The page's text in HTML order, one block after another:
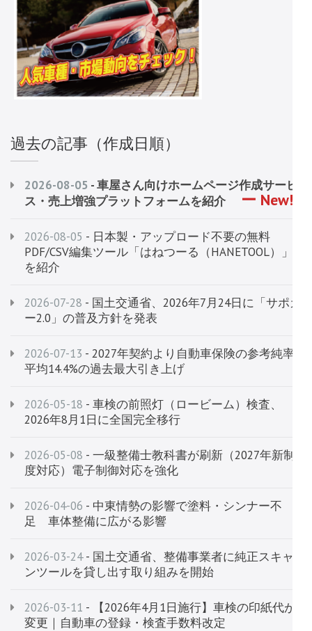
過去の記事（作成日順）
2026-03-11 - 【2026年4月1日施行】車検の印紙代が
変更｜自動車の登録・検査手数料改定
2026-03-24- 国土交通省、整備事業者に純正スキャ
ンツールを貸し出す取り組みを開始
2026-04-06 - 中東情勢の影響で塗料・シンナー不
足 車体整備に広がる影響
2026-05-08 - 一級整備士教科書が刷新（2027年新制
度対応）電子制御対応を強化
2026-05-18 - 車検の前照灯（ロービーム）検査、
2026年8月1日に全国完全移行
2026-07-13 - 2027年契約より自動車保険の参考純率
平均14.4%の過去最大引き上げ
2026-07-28 - 国土交通省、2026年7月24日に「サポカ
ー2.0」の普及方針を発表
2026-08-05 - 日本製・アップロード不要の無料
PDF/CSV編集ツール「はねつーる（HANETOOL）」
を紹介
2026-08-05 - 車屋さん向けホームページ作成サービ
ス・売上増強プラットフォームを紹介